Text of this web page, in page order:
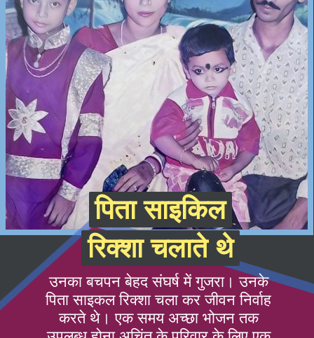
उनका बचपन बेहद संघर्ष में गुजरा। उनके
पिता साइकल रिक्शा चला कर जीवन निर्वाह
करते थे। एक समय अच्छा भोजन तक
पिता साइकिल
रिक्शा चलाते थे
पिता साइकिल
रिक्शा चलाते थे